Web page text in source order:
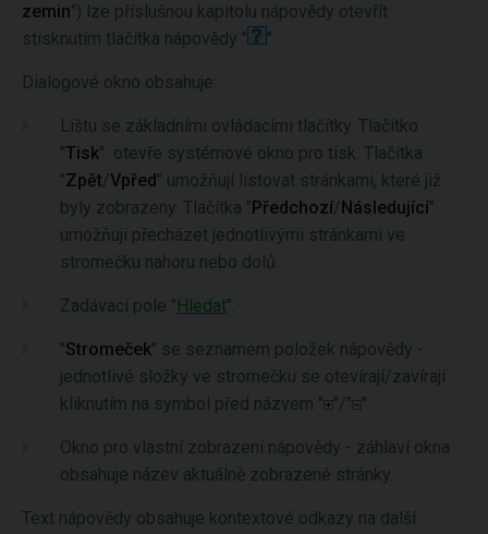
zemin") lze příslušnou kapitolu nápovědy otevřít
stisknutím tlačítka nápovědy "
".
Dialogové okno obsahuje:
Lištu se základními ovládacími tlačítky. Tlačítko
"Tisk" otevře systémové okno pro tisk. Tlačítka
"Zpět/Vpřed" umožňují listovat stránkami, které již
byly zobrazeny. Tlačítka "Předchozí/Následující"
umožňují přecházet jednotlivými stránkami ve
stromečku nahoru nebo dolů.
Zadávací pole "Hledat".
"Stromeček" se seznamem položek nápovědy -
jednotlivé složky ve stromečku se otevírají/zavírají
kliknutím na symbol před názvem " "/" ".
Okno pro vlastní zobrazení nápovědy - záhlaví okna
obsahuje název aktuálně zobrazené stránky.
Text nápovědy obsahuje kontextové odkazy na další